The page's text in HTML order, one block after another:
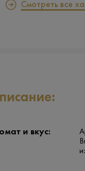
Смотреть все
и вкус: